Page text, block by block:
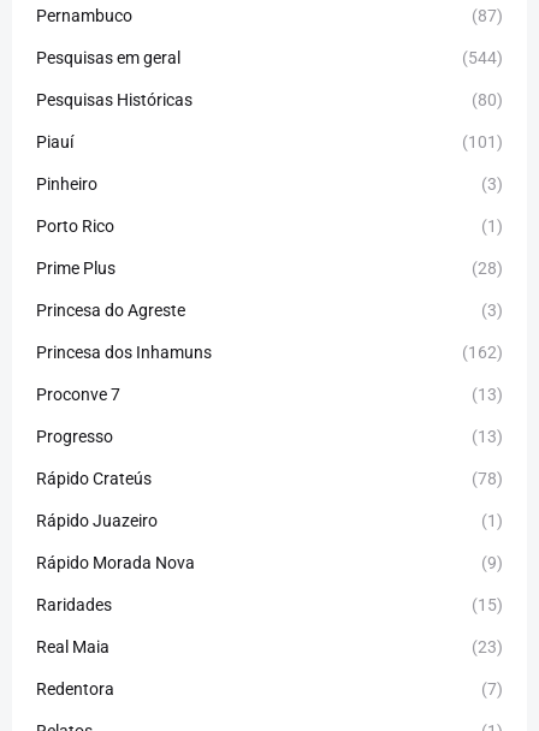
Pernambuco (87)
Pesquisas em geral (544)
Pesquisas Históricas (80)
Piauí (101)
Pinheiro (3)
Porto Rico (1)
Prime Plus (28)
Princesa do Agreste (3)
Princesa dos Inhamuns (162)
Proconve 7 (13)
Progresso (13)
Rápido Crateús (78)
Rápido Juazeiro (1)
Rápido Morada Nova (9)
Raridades (15)
Real Maia (23)
Redentora (7)